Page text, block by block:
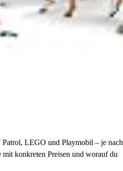
LEGO und Playmobil – je nach
konkreten Preisen und worauf du